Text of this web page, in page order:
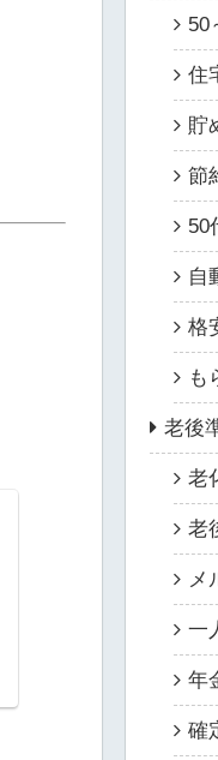
50
住
貯
節
50
自
格
も
老後
老
老
メ
一
年
確